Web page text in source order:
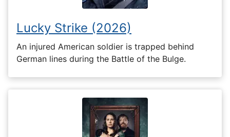
Lucky Strike (2026)
An injured American soldier is trapped behind
German lines during the Battle of the Bulge.